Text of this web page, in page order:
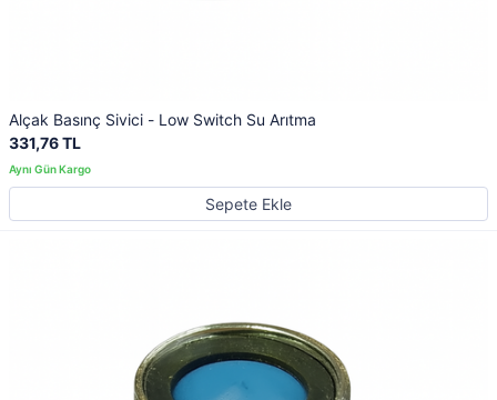
Alçak Basınç Sivici - Low Switch Su Arıtma
331,76 TL
Sepete Ekle